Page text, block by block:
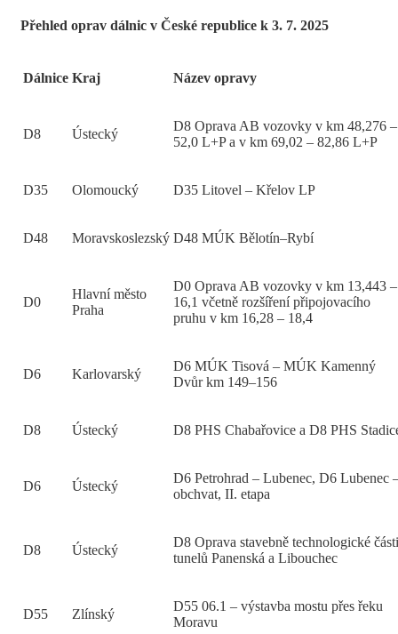
Přehled oprav dálnic v České republice k 3. 7. 2025
Dálnice Kraj Název opravy
D8 Ústecký
D8 Oprava AB vozovky v km 48,276 –
52,0 L+P a v km 69,02 – 82,86 L+P
D35 Olomoucký D35 Litovel – Křelov LP
D48 Moravskoslezský D48 MÚK Bělotín–Rybí
D0
Hlavní město
Praha
D0 Oprava AB vozovky v km 13,443 –
16,1 včetně rozšíření připojovacího
pruhu v km 16,28 – 18,4
D6 Karlovarský
D6 MÚK Tisová – MÚK Kamenný
Dvůr km 149–156
D8 Ústecký D8 PHS Chabařovice a D8 PHS
D6 Ústecký
D6 Petrohrad – Lubenec, D6 Lubenec
obchvat, II. etapa
D8 Ústecký
D8 Oprava stavebně technologické části
tunelů Panenská a Libouchec
D55 Zlínský
D55 06.1 – výstavba mostu přes řeku
Moravu